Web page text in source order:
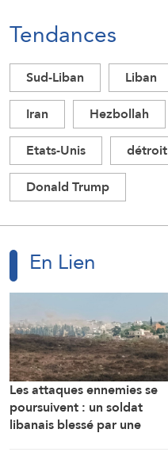
Tendances
Sud-Liban Liban
Iran
Hezbollah
Etats-Unis
Donald Trump
En Lien
Les attaques ennemies se
poursuivent : un soldat
libanais blessé par une